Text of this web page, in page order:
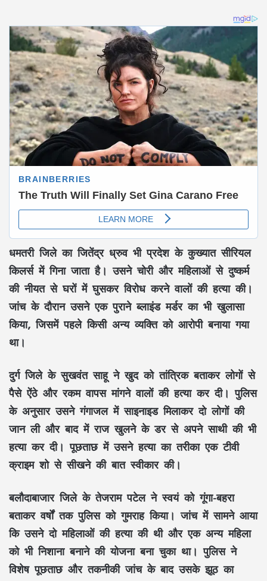
धमतरी जिले का जितेंद्र ध्रुव भी प्रदेश के कुख्यात सीरियल
किलर्स में गिना जाता है। उसने चोरी और महिलाओं से दुष्कर्म
की नीयत से घरों में घुसकर विरोध करने वालों की हत्या की।
जांच के दौरान उसने एक पुराने ब्लाइंड मर्डर का भी खुलासा
किया, जिसमें पहले किसी अन्य व्यक्ति को आरोपी बनाया गया
था।
दुर्ग जिले के सुखवंत साहू ने खुद को तांत्रिक बताकर लोगों से
पैसे ऐंठे और रकम वापस मांगने वालों की हत्या कर दी। पुलिस
के अनुसार उसने गंगाजल में साइनाइड मिलाकर दो लोगों की
जान ली और बाद में राज खुलने के डर से अपने साथी की भी
हत्या कर दी। पूछताछ में उसने हत्या का तरीका एक टीवी
क्राइम शो से सीखने की बात स्वीकार की।
बलौदाबाजार जिले के तेजराम पटेल ने स्वयं को गूंगा-बहरा
बताकर वर्षों तक पुलिस को गुमराह किया। जांच में सामने आया
कि उसने दो महिलाओं की हत्या की थी और एक अन्य महिला
को भी निशाना बनाने की योजना बना चुका था। पुलिस ने
विशेष पूछताछ और तकनीकी जांच के बाद उसके झूठ का